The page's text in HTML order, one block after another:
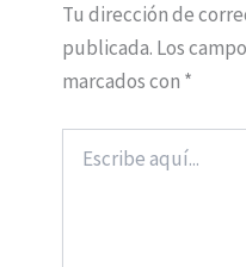
Tu dirección de
publicada. Los
marcados con *
aquí...